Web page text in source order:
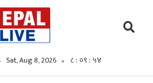
Sat, Aug 8, 2026 ८ : ०९ : ५६